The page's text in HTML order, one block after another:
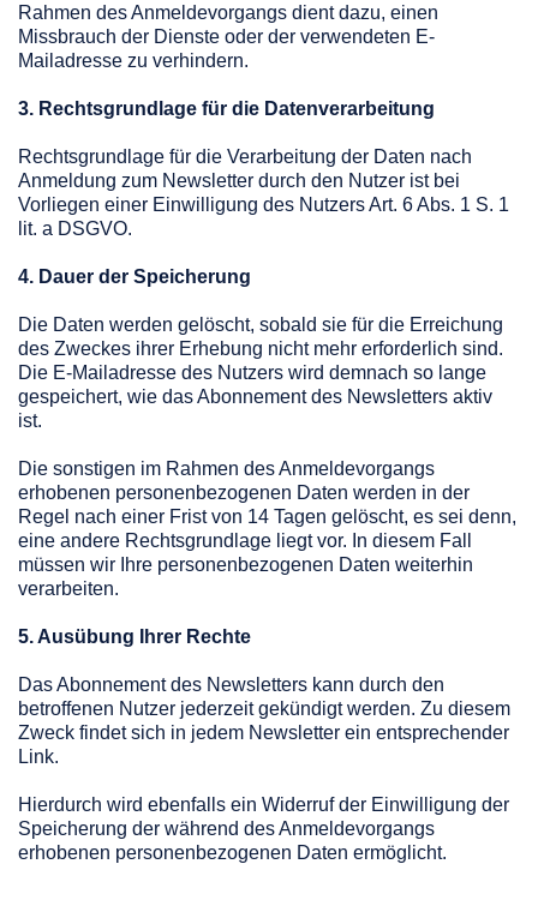
Rahmen des Anmeldevorgangs dient dazu, einen
Missbrauch der Dienste oder der verwendeten E-
Mailadresse zu verhindern.
3. Rechtsgrundlage für die Datenverarbeitung
Rechtsgrundlage für die Verarbeitung der Daten nach
Anmeldung zum Newsletter durch den Nutzer ist bei
Vorliegen einer Einwilligung des Nutzers Art. 6 Abs. 1 S. 1
lit. a DSGVO.
4. Dauer der Speicherung
Die Daten werden gelöscht, sobald sie für die Erreichung
des Zweckes ihrer Erhebung nicht mehr erforderlich sind.
Die E-Mailadresse des Nutzers wird demnach so lange
gespeichert, wie das Abonnement des Newsletters aktiv
ist.
Die sonstigen im Rahmen des Anmeldevorgangs
erhobenen personenbezogenen Daten werden in der
Regel nach einer Frist von 14 Tagen gelöscht, es sei denn,
eine andere Rechtsgrundlage liegt vor. In diesem Fall
müssen wir Ihre personenbezogenen Daten weiterhin
verarbeiten.
5. Ausübung Ihrer Rechte
Das Abonnement des Newsletters kann durch den
betroffenen Nutzer jederzeit gekündigt werden. Zu diesem
Zweck findet sich in jedem Newsletter ein entsprechender
Link.
Hierdurch wird ebenfalls ein Widerruf der Einwilligung der
Speicherung der während des Anmeldevorgangs
erhobenen personenbezogenen Daten ermöglicht.